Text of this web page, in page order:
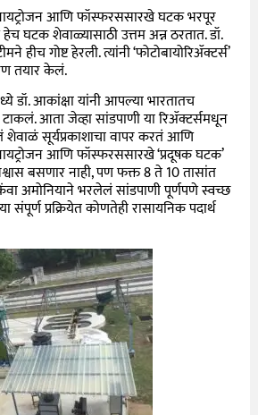
नायट्रोजन आणि फॉस्फरससारखे घटक भरपूर
घटक शेवाळ्यासाठी उत्तम अन्न ठरतात. डॉ.
हीच गोष्ट हेरली. त्यांनी ‘फोटोबायोरिॲक्टर्स’
तयार केलं.
डॉ. आकांक्षा यांनी आपल्या भारतातच
आता जेव्हा सांडपाणी या रिॲक्टर्समधून
सूर्यप्रकाशाचा वापर करतं आणि
आणि फॉस्फरससारखे ‘प्रदूषक घटक’
बसणार नाही, पण फक्त 8 ते 10 तासांत
अमोनियाने भरलेलं सांडपाणी पूर्णपणे स्वच्छ
प्रक्रियेत कोणतेही रासायनिक पदार्थ